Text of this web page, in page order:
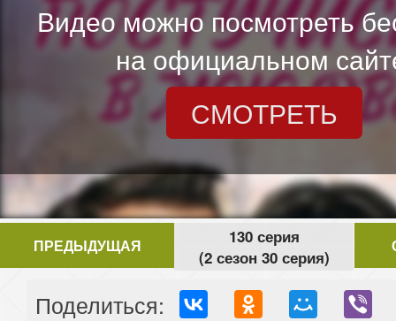
Видео можно посмотреть
на официальном
СМОТРЕТЬ
ПРЕДЫДУЩАЯ
130 серия
(2 сезон 30 серия)
Поделиться: